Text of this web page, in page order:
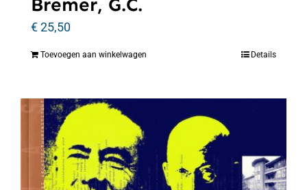
Bremer, G.C.
€25,50
Toevoegen aan winkelwagen Details